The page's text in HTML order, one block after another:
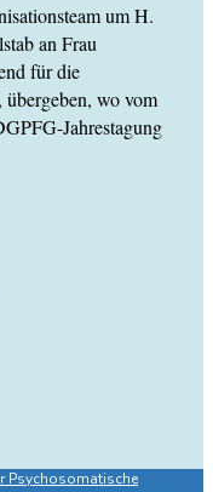
um H.
an Frau
für die
wo vom
Jahrestagung
Psychosomatische